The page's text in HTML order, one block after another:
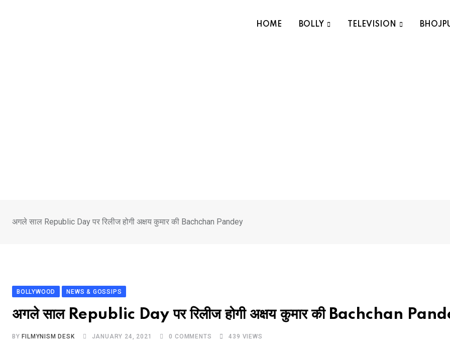
HOME BOLLY TELEVISION
अगले साल Republic Day पर रिलीज होगी अक्षय कुमार की Bachchan Pandey
BOLLYWOOD NEWS & GOSSIPS
अगले साल Republic Day पर रिलीज होगी अक्षय कुमार की Bachchan
BY FILMYNISM DESK JANUARY 24, 2021 0 COMMENTS 439 VIEWS